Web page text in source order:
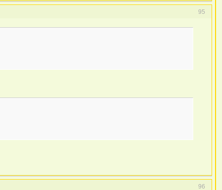
95
96